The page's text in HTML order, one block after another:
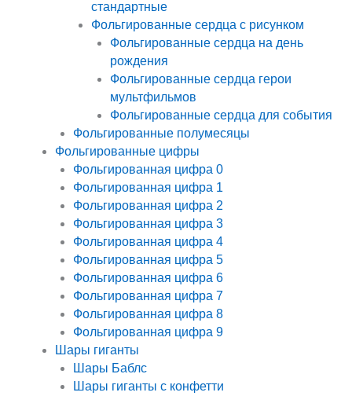
стандартные
Фольгированные сердца с рисунком
Фольгированные сердца на день
рождения
Фольгированные сердца герои
мультфильмов
Фольгированные сердца для события
Фольгированные полумесяцы
Фольгированные цифры
Фольгированная цифра 0
Фольгированная цифра 1
Фольгированная цифра 2
Фольгированная цифра 3
Фольгированная цифра 4
Фольгированная цифра 5
Фольгированная цифра 6
Фольгированная цифра 7
Фольгированная цифра 8
Фольгированная цифра 9
Шары гиганты
Шары Баблс
Шары гиганты с конфетти